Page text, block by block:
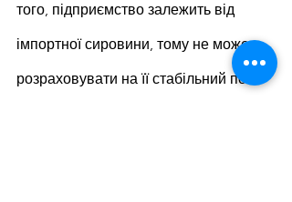
того, підприємство залежить від
імпортної сировини, тому не може
розраховувати на її стабільний потік